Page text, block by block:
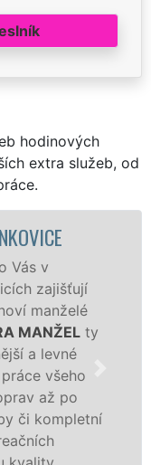
hodinových
extra služeb, od
ty
všeho
po